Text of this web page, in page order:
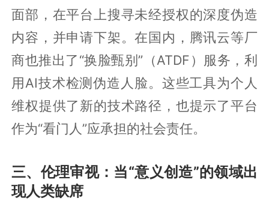
面部，在平台上搜寻未经授权的深度伪造
内容，并申请下架。在国内，腾讯云等厂
商也推出了“换脸甄别”（ATDF）服务，利
用AI技术检测伪造人脸。这些工具为个人
维权提供了新的技术路径，也提示了平台
作为“看门人”应承担的社会责任。
三、伦理审视：当“意义创造”的领域出
现人类缺席